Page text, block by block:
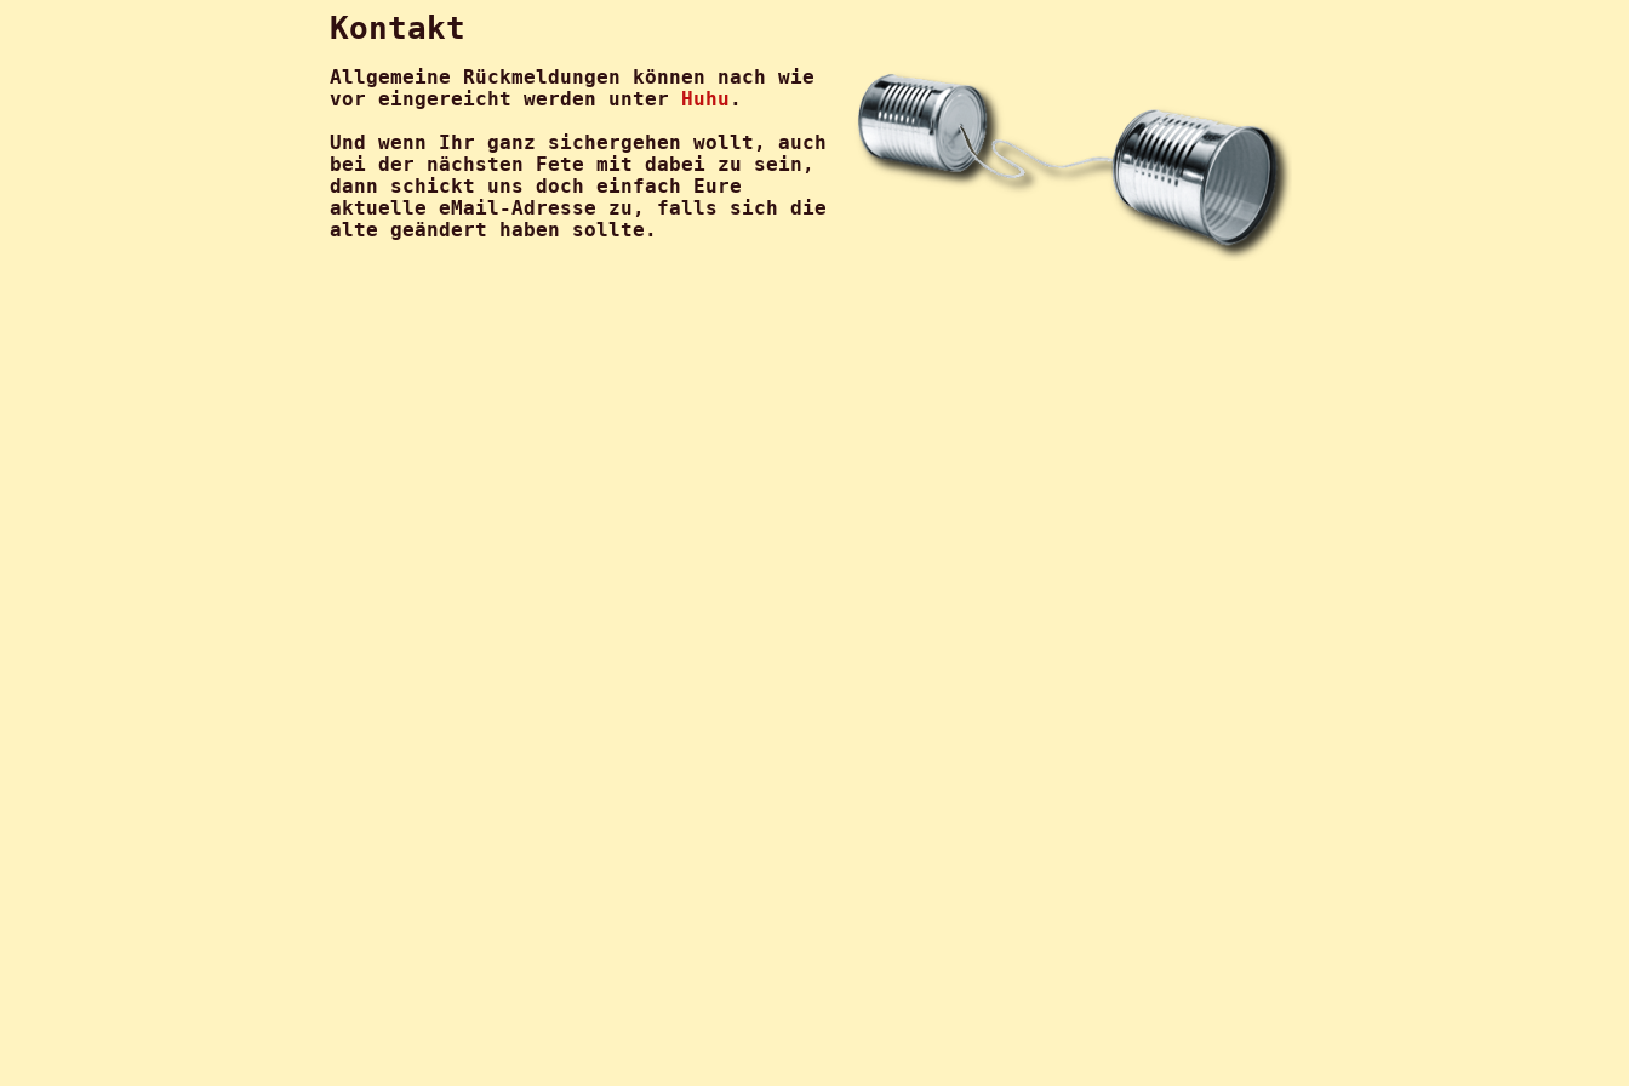
Kontakt
Allgemeine Rückmeldungen können nach wie
vor eingereicht werden unter
Huhu .
Und wenn Ihr ganz sichergehen wollt, auch
bei der nächsten Fete mit dabei zu sein,
dann schickt uns doch einfach Eure
aktuelle eMail-Adresse zu, falls sich die
alte geändert haben sollte.